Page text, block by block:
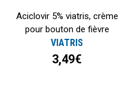
Aciclovir 5% viatris, crème
pour bouton de fièvre
VIATRIS
3,49€